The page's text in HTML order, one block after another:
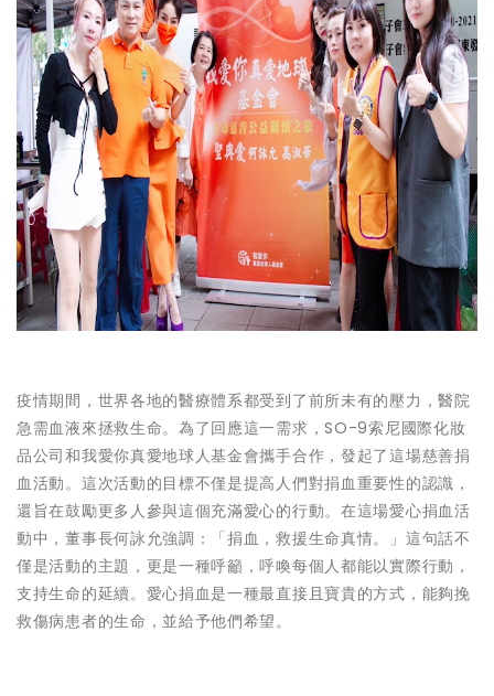
疫情期間，世界各地的醫療體系都受到了前所未有的壓力，醫院
急需血液來拯救生命。為了回應這一需求，SO-9索尼國際化妝
品公司和我愛你真愛地球人基金會攜手合作，發起了這場慈善捐
血活動。這次活動的目標不僅是提高人們對捐血重要性的認識，
還旨在鼓勵更多人參與這個充滿愛心的行動。在這場愛心捐血活
動中，董事長何詠允強調：「捐血，救援生命真情。」這句話不
僅是活動的主題，更是一種呼籲，呼喚每個人都能以實際行動，
支持生命的延續。愛心捐血是一種最直接且寶貴的方式，能夠挽
救傷病患者的生命，並給予他們希望。